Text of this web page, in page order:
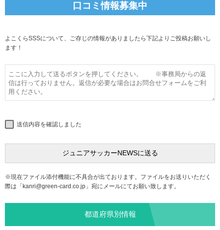
口コミ情報募集中
よこくらSSSについて、ご存じの情報がありましたら下記よりご投稿お願いし
ます！
送信内容を確認しました
※現在ファイル添付機能に不具合が出ております。ファイルをお送りいただく
際は「kanri@green-card.co.jp 」宛にメールにてお願い致します。
都道府県別情報